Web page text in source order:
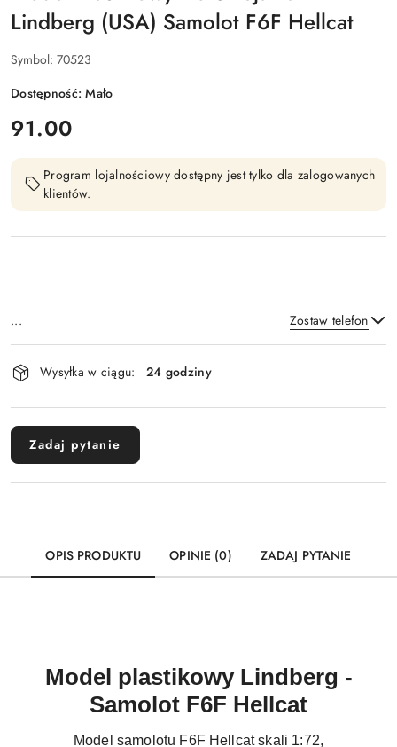
Lindberg (USA) Samolot F6F Hellcat
Symbol: 70523
Dostępność:Mało
cena:
91.00
Program lojalnościowy dostępny jest tylko dla zalogowanych
klientów.
... Zostaw telefon
Dostępność
i
dostawa
Wysyłka w ciągu: 24 godziny
Zadaj pytanie
OPIS PRODUKTU OPINIE (0) ZADAJ PYTANIE
Model plastikowy Lindberg -
Samolot F6F Hellcat
Model samolotu F6F Hellcat skali 1:72,